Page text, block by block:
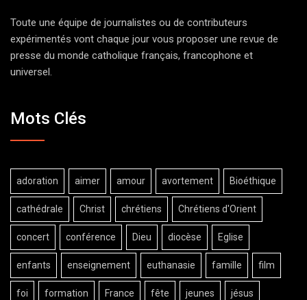
Toute une équipe de journalistes ou de contributeurs
expérimentés vont chaque jour vous proposer une revue de
presse du monde catholique français, francophone et
universel.
Mots Clés
adoration aimer amour avortement Bioéthique
cathédrale Christ chrétiens Chrétiens d'Orient
concert conférence Dieu diocèse Eglise
enfants enseignement euthanasie famille film
foi formation France fête jeunes jésus